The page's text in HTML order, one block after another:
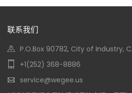
联系我们
P.O.Box 90782, City of Industry,
+1(252) 368-8886
service@wegee.us